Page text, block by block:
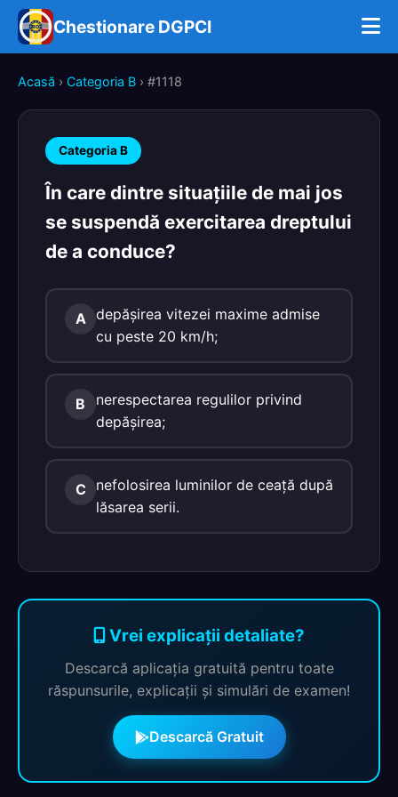
Chestionare DGPCI
Acasă › Categoria B › #1118
Categoria B
În care dintre situaţiile de mai jos
se suspendă exercitarea dreptului
de a conduce?
A depăşirea vitezei maxime admise
cu peste 20 km/h;
B
nerespectarea regulilor privind
depăşirea;
C
nefolosirea luminilor de ceaţă după
lăsarea serii.
Vrei explicații detaliate?
Descarcă aplicația gratuită pentru toate
răspunsurile, explicații și simulări de examen!
Descarcă Gratuit